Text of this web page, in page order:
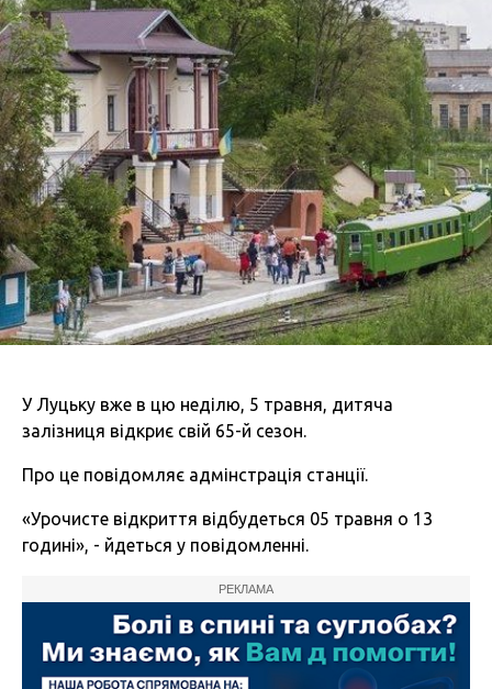
У Луцьку вже в цю неділю, 5 травня, дитяча
залізниця відкриє свій 65-й сезон.
Про це повідомляє адмінстрація станції.
«Урочисте відкриття відбудеться 05 травня о 13
годині», - йдеться у повідомленні.
РЕКЛАМА